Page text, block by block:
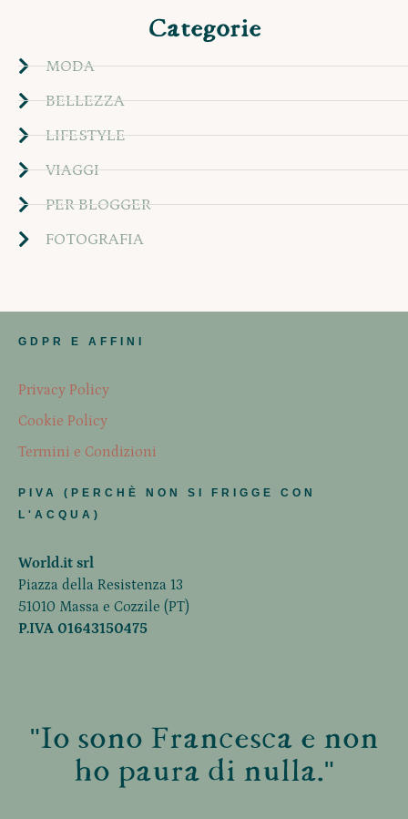
Categorie
MODA
BELLEZZA
LIFESTYLE
VIAGGI
PER BLOGGER
FOTOGRAFIA
GDPR E AFFINI
Privacy Policy
Cookie Policy
Termini e Condizioni
PIVA (PERCHÈ NON SI FRIGGE CON
L'ACQUA)
World.it srl
Piazza della Resistenza 13
51010 Massa e Cozzile (PT)
P.IVA 01643150475
"Io sono Francesca e non
ho paura di nulla."